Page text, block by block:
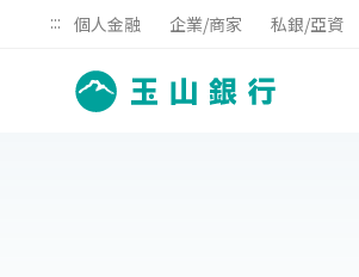
::: 個人金融 企業/商家 私銀/亞資